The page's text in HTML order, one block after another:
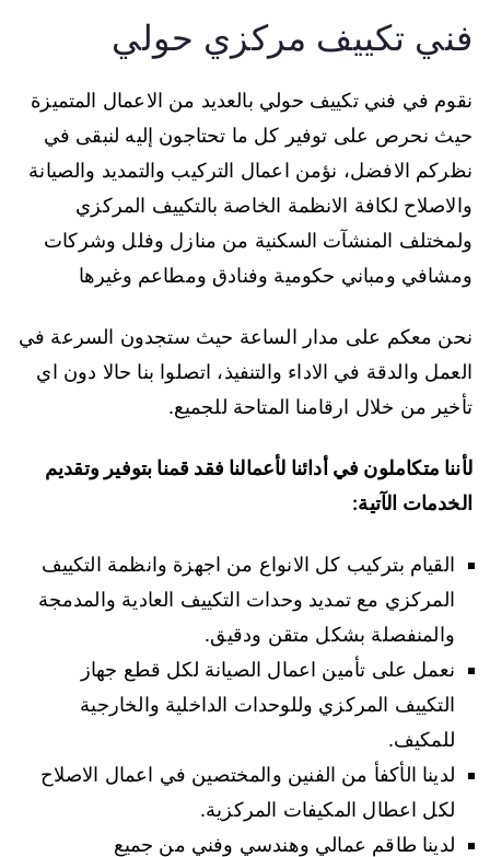
فني تكييف مركزي حولي
نقوم في فني تكييف حولي بالعديد من الاعمال المتميزة
حيث نحرص على توفير كل ما تحتاجون إليه لنبقى في
نظركم الافضل، نؤمن اعمال التركيب والتمديد والصيانة
والاصلاح لكافة الانظمة الخاصة بالتكييف المركزي
ولمختلف المنشآت السكنية من منازل وفلل وشركات
ومشافي ومباني حكومية وفنادق ومطاعم وغيرها
نحن معكم على مدار الساعة حيث ستجدون السرعة في
العمل والدقة في الاداء والتنفيذ، اتصلوا بنا حالا دون اي
تأخير من خلال ارقامنا المتاحة للجميع.
لأننا متكاملون في أدائنا لأعمالنا فقد قمنا بتوفير وتقديم
الخدمات الآتية:
القيام بتركيب كل الانواع من اجهزة وانظمة التكييف
المركزي مع تمديد وحدات التكييف العادية والمدمجة
والمنفصلة بشكل متقن ودقيق.
نعمل على تأمين اعمال الصيانة لكل قطع جهاز
التكييف المركزي وللوحدات الداخلية والخارجية
للمكيف.
لدينا الأكفأ من الفنين والمختصين في اعمال الاصلاح
لكل اعطال المكيفات المركزية.
لدينا طاقم عمالي وهندسي وفني من جميع